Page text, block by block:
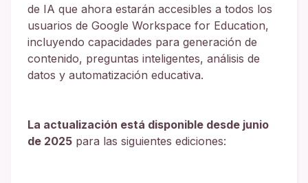
de IA que ahora estarán accesibles a todos los
usuarios de Google Workspace for Education,
incluyendo capacidades para generación de
contenido, preguntas inteligentes, análisis de
datos y automatización educativa.
La actualización está disponible desde junio
de 2025 para las siguientes ediciones: